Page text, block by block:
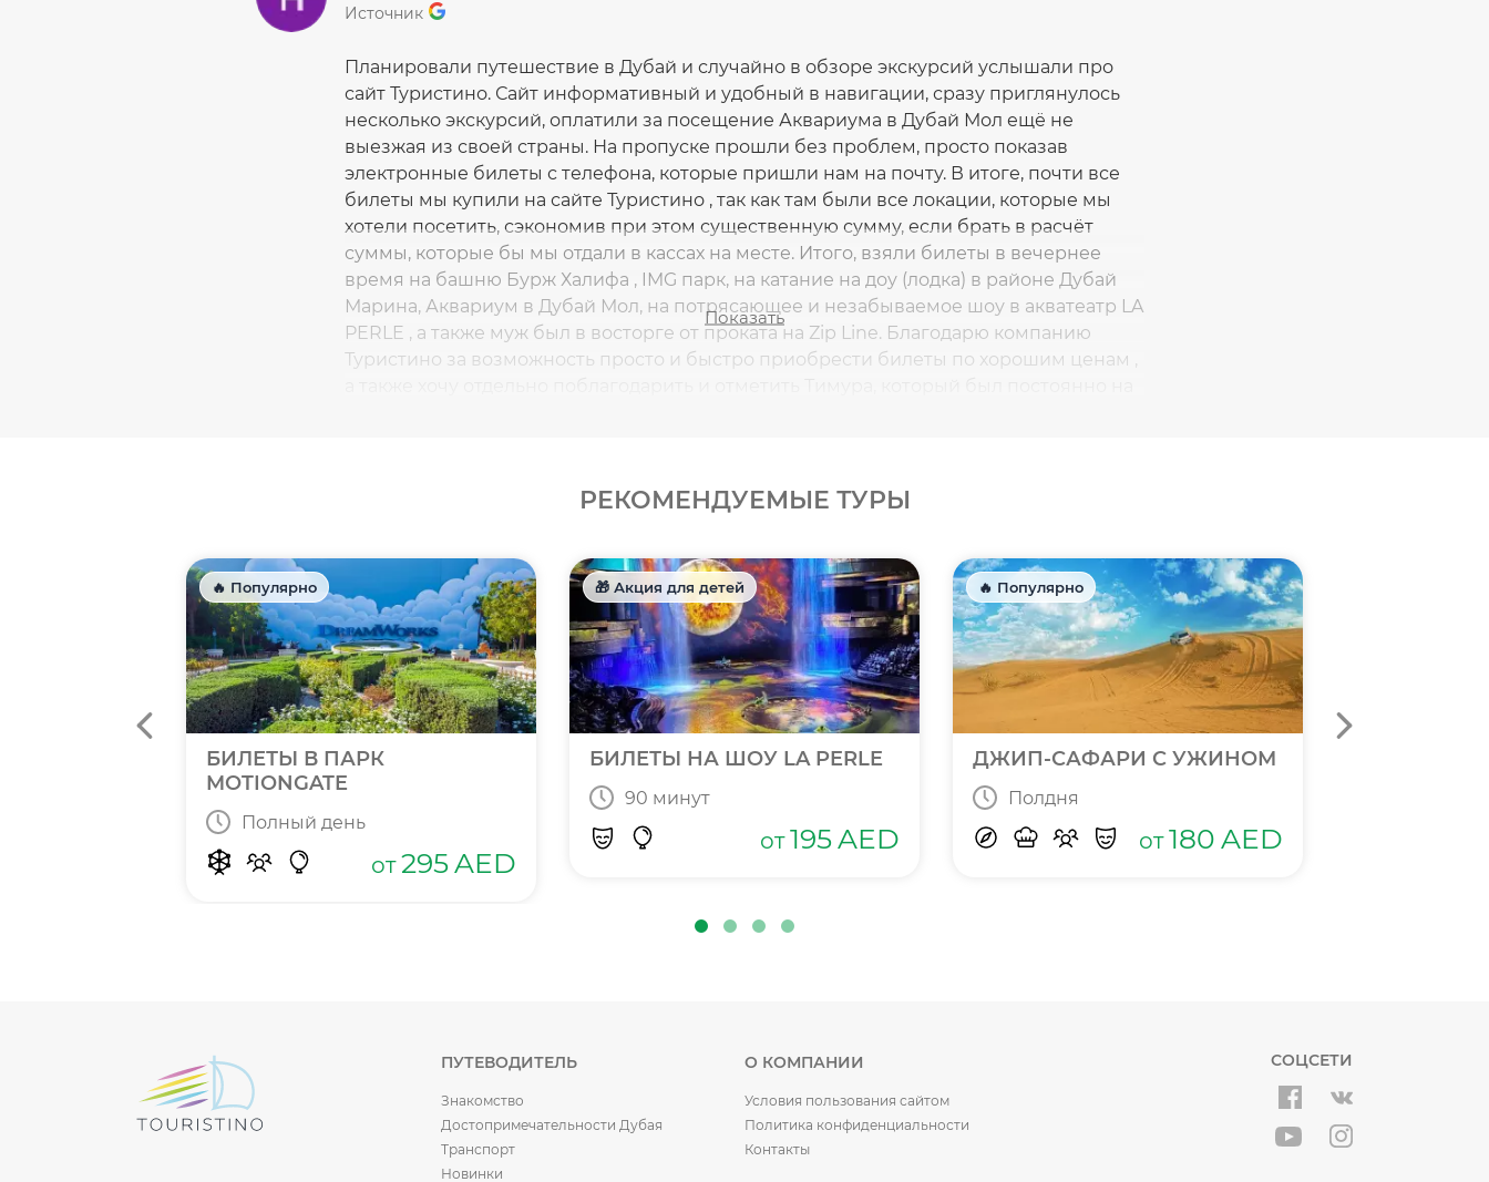
Источник
Планировали путешествие в Дубай и случайно в обзоре экскурсий услышали про
сайт Туристино. Сайт информативный и удобный в навигации, сразу приглянулось
несколько экскурсий, оплатили за посещение Аквариума в Дубай Мол ещё не
выезжая из своей страны. На пропуске прошли без проблем, просто показав
электронные билеты с телефона, которые пришли нам на почту. В итоге, почти все
билеты мы купили на сайте Туристино , так как там были все локации, которые мы
хотели посетить, сэкономив при этом существенную сумму, если брать в расчёт
суммы, которые бы мы отдали в кассах на месте. Итого, взяли билеты в вечернее
время на башню Бурж Халифа , IMG парк, на катание на доу (лодка) в районе Дубай
Марина, Аквариум в Дубай Мол, на потрясающее и незабываемое шоу в акватеатр LA
PERLE , а также муж был в восторге от проката на Zip Line. Благодарю компанию
Туристино за возможность просто и быстро приобрести билеты по хорошим ценам ,
Показать
РЕКОМЕНДУЕМЫЕ ТУРЫ
🔥 Популярно
БИЛЕТЫ В ПАРК
MOTIONGATE
Полный день
от 295AED
🎁 Акция для детей
БИЛЕТЫ НА ШОУ LA PERLE
90 минут
от 195AED
🔥 Популярно
ДЖИП-САФАРИ С УЖИНОМ
Полдня
от 180 AED
ПУТЕВОДИТЕЛЬ
Знакомство
Достопримечательности Дубая
Транспорт
Новинки
О КОМПАНИИ
Условия пользования сайтом
Политика конфиденциальности
Контакты
СОЦСЕТИ